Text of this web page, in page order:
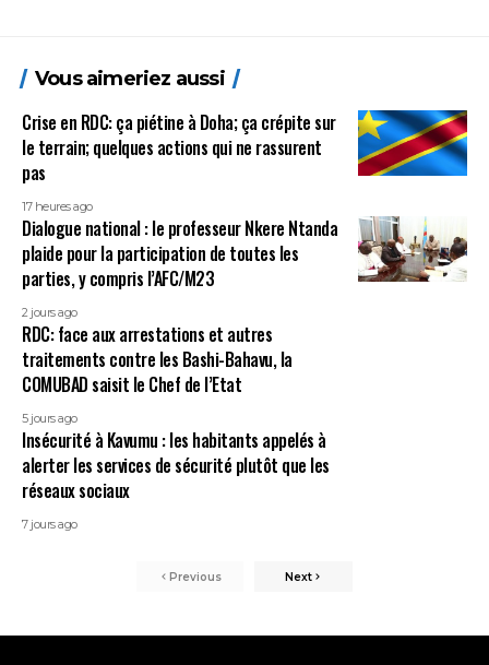
Vous aimeriez aussi
Crise en RDC: ça piétine à Doha; ça crépite sur
le terrain; quelques actions qui ne rassurent
pas
17 heures ago
Dialogue national : le professeur Nkere Ntanda
plaide pour la participation de toutes les
parties, y compris l’AFC/M23
2 jours ago
RDC: face aux arrestations et autres
traitements contre les Bashi-Bahavu, la
COMUBAD saisit le Chef de l’Etat
5 jours ago
Insécurité à Kavumu : les habitants appelés à
alerter les services de sécurité plutôt que les
réseaux sociaux
7 jours ago
Previous Next